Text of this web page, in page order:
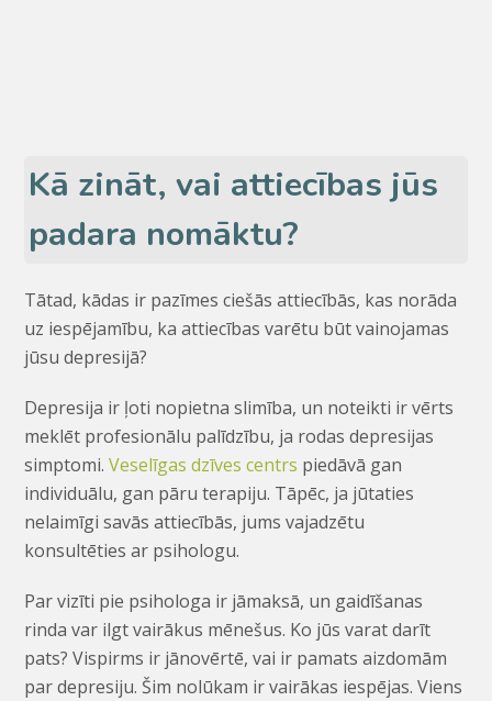
Kā zināt, vai attiecības jūs
padara nomāktu?
Tātad, kādas ir pazīmes ciešās attiecībās, kas norāda
uz iespējamību, ka attiecības varētu būt vainojamas
jūsu depresijā?
Depresija ir ļoti nopietna slimība, un noteikti ir vērts
meklēt profesionālu palīdzību, ja rodas depresijas
simptomi.Veselīgas dzīves centrs piedāvā gan
individuālu, gan pāru terapiju. Tāpēc, ja jūtaties
nelaimīgi savās attiecībās, jums vajadzētu
konsultēties ar psihologu.
Par vizīti pie psihologa ir jāmaksā, un gaidīšanas
rinda var ilgt vairākus mēnešus. Ko jūs varat darīt
pats? Vispirms ir jānovērtē, vai ir pamats aizdomām
par depresiju. Šim nolūkam ir vairākas iespējas. Viens